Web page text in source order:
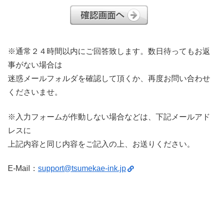
※通常２４時間以内にご回答致します。数日待ってもお返
事がない場合は
迷惑メールフォルダを確認して頂くか、再度お問い合わせ
くださいませ。
※入力フォームが作動しない場合などは、下記メールアド
レスに
上記内容と同じ内容をご記入の上、お送りください。
E-Mail： support@tsumekae-ink.jp